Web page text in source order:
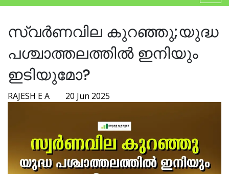
സ്വര്‍ണവില കുറഞ്ഞു;യുദ്ധ
പശ്ചാത്തലത്തില്‍ ഇനിയും
ഇടിയുമോ?
RAJESH E A 20 Jun 2025